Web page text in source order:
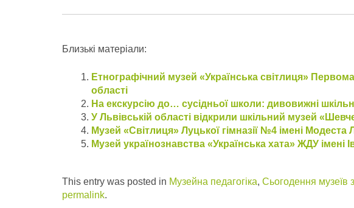
Близькі матеріали:
Етнографічний музей «Українська світлиця»
області
На екскурсію до… сусідньої школи: дивовижні
У Львівській області відкрили шкільний музей
Музей «Світлиця» Луцької гімназії №4 імені Модеста
Музей українознавства «Українська хата» ЖДУ імені
This entry was posted in Музейна педагогіка, Сьогодення музеїв
permalink.